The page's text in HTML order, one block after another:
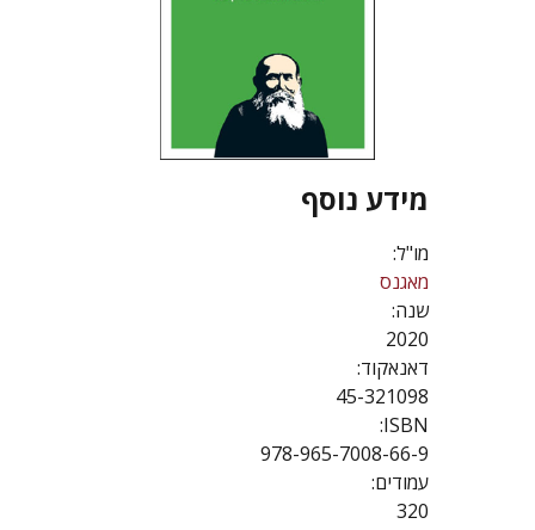
מידע נוסף
מו"ל:
מאגנס
שנה:
2020
דאנאקוד:
45-321098
ISBN:
978-965-7008-66-9
עמודים:
320